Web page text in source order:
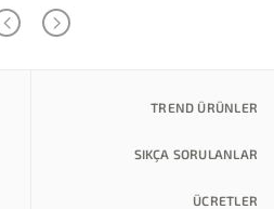
TREND ÜRÜNLER
SIKÇA SORULANLAR
ÜCRETLER